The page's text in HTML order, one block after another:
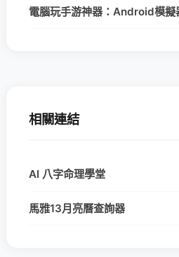
電腦玩手游神器：Android模
相關連結
AI 八字命理學堂
馬雅13月亮曆查詢器